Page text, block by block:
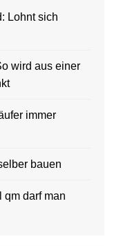
Lohnt sich
wird aus einer
immer
bauen
darf man